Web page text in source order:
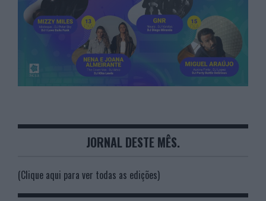
JORNAL DESTE MÊS.
(Clique aqui para ver todas as edições)